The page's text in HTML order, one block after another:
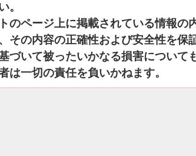
。
のページ上に掲載されている情報の
その内容の正確性および安全性を保
づいて被ったいかなる損害について
は一切の責任を負いかねます。